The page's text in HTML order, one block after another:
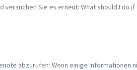
versuchen Sie es erneut: What should I do if
abzurufen: Wenn einige Informationen